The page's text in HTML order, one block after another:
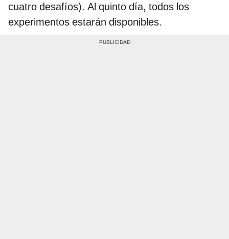
cuatro desafíos). Al quinto día, todos los
experimentos estarán disponibles.